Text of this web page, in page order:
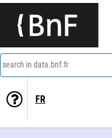
search in data.bnf.fr
FR